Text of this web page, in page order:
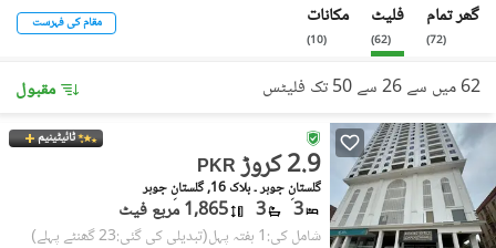
گھر تمام
(
72
)
فلیٹ
(
62
)
مکانات
(
10
)
مقام کی فہرست
62 میں سے 26 سے 50 تک فلیٹس مقبول
ٹائیٹینیم
PKR 2.9 کروڑ
گلستانِِ جوہر ۔ بلاک 16, گلستانِ جوہر
3
3 1,865 مربع فیٹ
شامل کی:1 ہفتہ پہل (تبدیلی کی گئی:23 گھنٹے پہلے)